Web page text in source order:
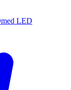
LED